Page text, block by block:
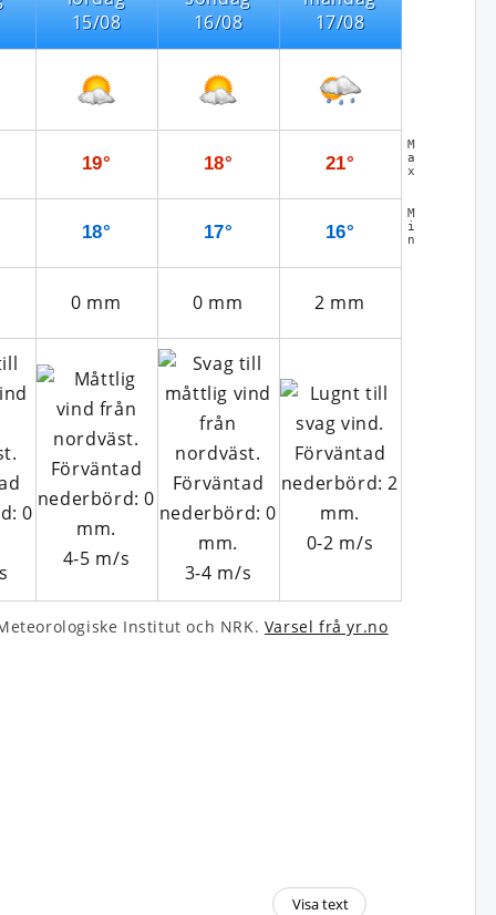
15/08
16/08
17/08
19° 18° 21°
M
a
x
18° 17° 16°
M
i
n
0 mm 0 mm 2 mm
4-5 m/s
3-4 m/s
0-2 m/s
Institut och NRK. Varsel frå yr.no
Visa text